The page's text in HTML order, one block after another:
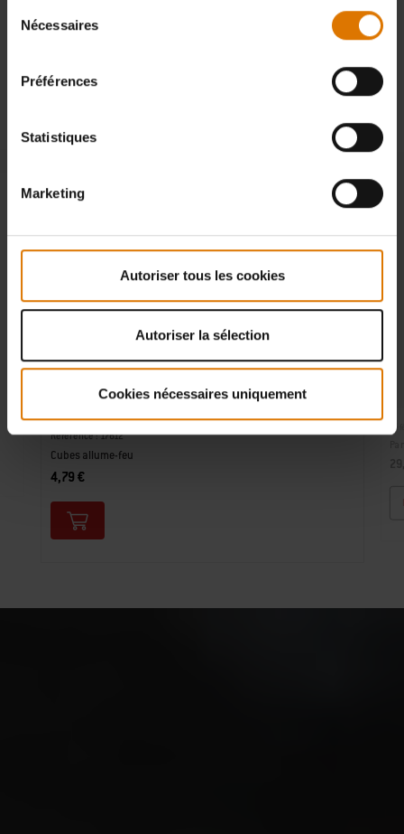
Nécessaires
Préférences
Statistiques
Marketing
Autoriser tous les cookies
Autoriser la sélection
Cookies nécessaires uniquement
Enrichir l’expérience
Référence : 17612
Cubes allume-feu
4,79 €